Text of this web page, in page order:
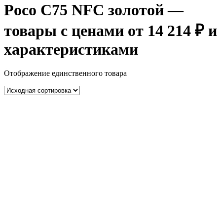
Poco C75 NFC золотой —
товары с ценами от 14 214 ₽ и
характеристиками
Отображение единственного товара